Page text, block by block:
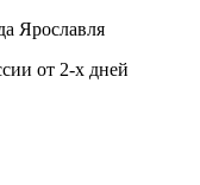
Ярославля
от 2-х дней